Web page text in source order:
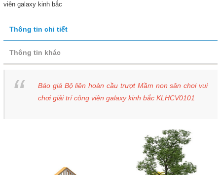
viên galaxy kinh bắc
Thông tin chi tiết
Thông tin khác
Báo giá Bộ liên hoàn cầu trượt Mầm non sân chơi vui
chơi giải trí công viên galaxy kinh bắc KLHCV0101